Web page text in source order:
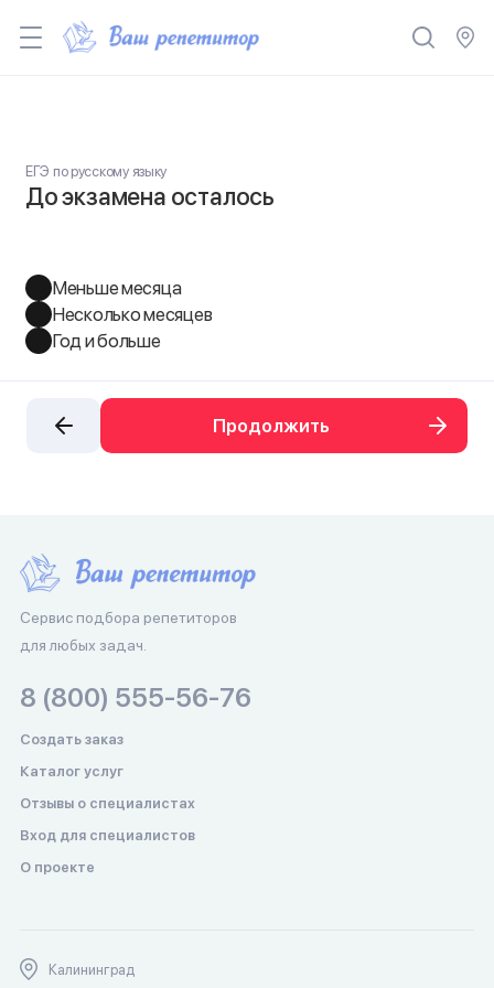
ЕГЭ по русскому языку
До экзамена осталось
Меньше месяца
Несколько месяцев
Год и больше
Продолжить
Сервис подбора репетиторов
для любых задач.
Создать заказ
Каталог услуг
Отзывы о специалистах
Вход для специалистов
О проекте
8 (800) 555-56-76
Калининград